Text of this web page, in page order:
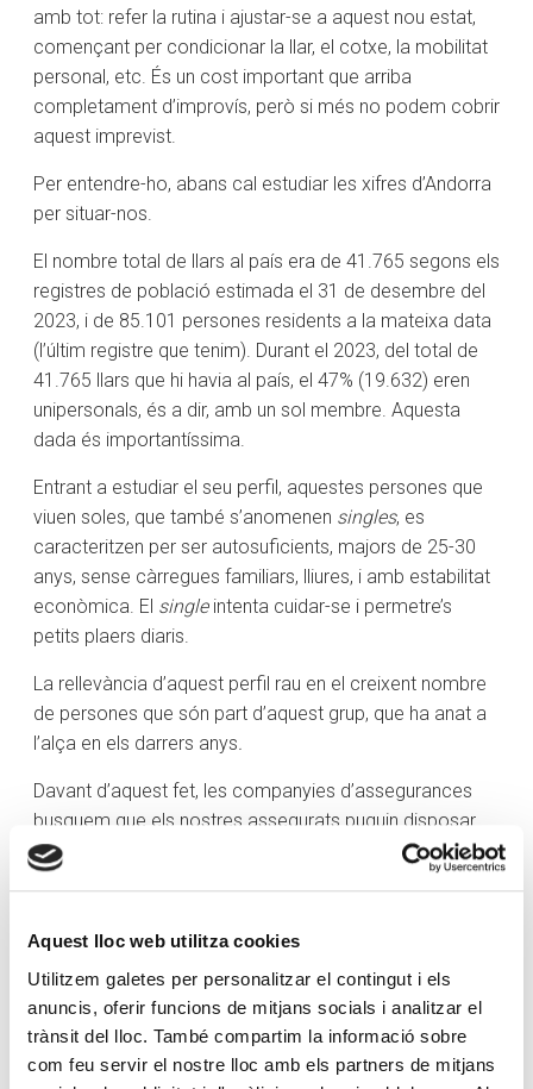
Aquest lloc web utilitza cookies
Utilitzem galetes per personalitzar el contingut i els
anuncis, oferir funcions de mitjans socials i analitzar el
trànsit del lloc. També compartim la informació sobre
com feu servir el nostre lloc amb els partners de mitjans
amb tot: refer la rutina i ajustar-se a aquest nou estat,
començant per condicionar la llar, el cotxe, la mobilitat
personal, etc. És un cost important que arriba
completament d’improvís, però si més no podem cobrir
aquest imprevist.
Per entendre-ho, abans cal estudiar les xifres d’Andorra
per situar-nos.
El nombre total de llars al país era de 41.765 segons els
registres de població estimada el 31 de desembre del
2023, i de 85.101 persones residents a la mateixa data
(l’últim registre que tenim). Durant el 2023, del total de
41.765 llars que hi havia al país, el 47% (19.632) eren
unipersonals, és a dir, amb un sol membre. Aquesta
dada és importantíssima.
Entrant a estudiar el seu perfil, aquestes persones que
viuen soles, que també s’anomenen singles, es
caracteritzen per ser autosuficients, majors de 25-30
anys, sense càrregues familiars, lliures, i amb estabilitat
econòmica. El singleintenta cuidar-se i permetre’s
petits plaers diaris.
La rellevància d’aquest perfil rau en el creixent nombre
de persones que són part d’aquest grup, que ha anat a
l’alça en els darrers anys.
Davant d’aquest fet, les companyies d’assegurances
busquem que els nostres assegurats puguin disposar
dels millors serveis, i tenim en compte totes les
situacions personals, també les dels
. Una de les
possibilitat de patir una invalidesa, perquè aleshores sí
que poden tenir un problema el dia de demà, i més sent
una persona relativament jove i amb molts anys de vida
al davant.
Per donar-hi resposta, existeixen assegurances de vida